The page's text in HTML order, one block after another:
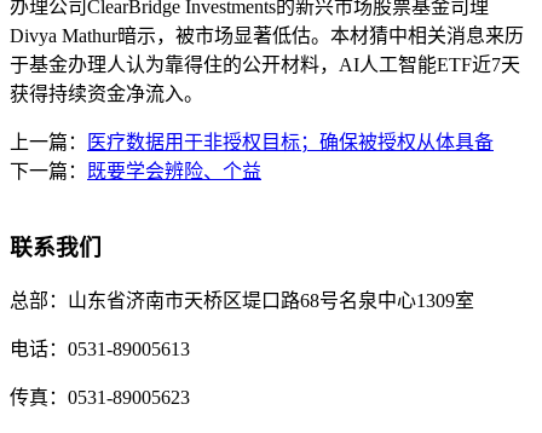
办理公司ClearBridge Investments的新兴市场股票基金司理
Divya Mathur暗示，被市场显著低估。本材猜中相关消息来历
于基金办理人认为靠得住的公开材料，AI人工智能ETF近7天
获得持续资金净流入。
上一篇：
医疗数据用于非授权目标；确保被授权从体具备
下一篇： 既要学会辨险、个益
联系我们
总部： 山东省济南市天桥区堤口路68号名泉中心1309室
电话： 0531-89005613
传真： 0531-89005623